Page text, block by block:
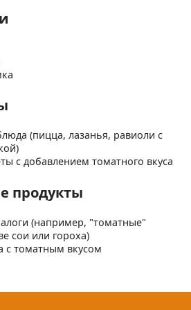
(пицца, лазанья, равиоли с
с добавлением томатного вкуса
продукты
(например, "томатные"
сои или гороха)
с томатным вкусом